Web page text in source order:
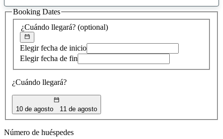
sugerencia
encontrada
¿Cuándo llegará? (optional)
Elegir fecha de inicio
Elegir fecha de fin
¿Cuándo llegará?
10 de agosto 11 de agosto
Booking Dates
Número de huéspedes